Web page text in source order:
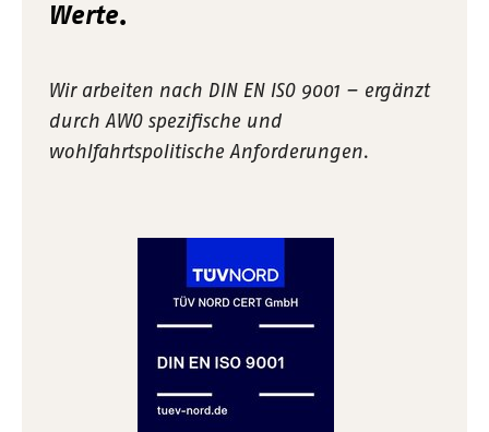
Werte.
Wir arbeiten nach DIN EN ISO 9001 – ergänzt
durch AWO spezifische und
wohlfahrtspolitische Anforderungen.